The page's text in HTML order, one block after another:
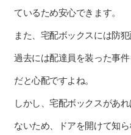
ているため安心できます。
また、宅配ボックスには防
過去には配達員を装った事
だと心配ですよね。
しかし、宅配ボックスがあ
ないため、ドアを開けて知